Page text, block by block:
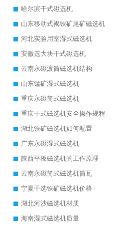
哈尔滨干式磁选机
山东移动式褐铁矿尾矿磁选机
河北实验用室湿式磁选机
安徽选大块干式磁选机
云南永磁滚筒磁选机结构
山东锰矿湿式磁选机
重庆永磁筒式磁选机
重庆干式磁选机安全操作规程
湖北铁矿磁选机如何配置
广东永磁湿式磁选机
陕西平板磁选机的工作原理
云南永磁筒式磁选机筒瓦
宁夏干选铁矿磁选机价格
湖北河沙磁选机材质
海南湿式磁选机质量